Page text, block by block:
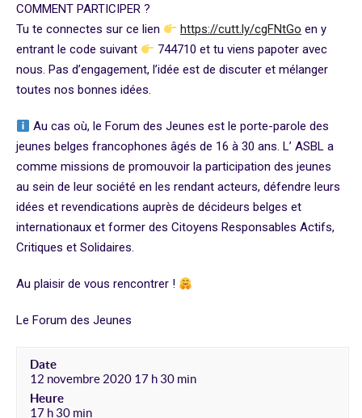
COMMENT PARTICIPER ?
Tu te connectes sur ce lien
https://cutt.ly/cgFNtGo en y
entrant le code suivant
744710 et tu viens papoter avec
nous. Pas d’engagement, l’idée est de discuter et mélanger
toutes nos bonnes idées.
Au cas où, le Forum des Jeunes est le porte-parole des
jeunes belges francophones âgés de 16 à 30 ans. L’ ASBL a
comme missions de promouvoir la participation des jeunes
au sein de leur société en les rendant acteurs, défendre leurs
idées et revendications auprès de décideurs belges et
internationaux et former des Citoyens Responsables Actifs,
Critiques et Solidaires.
Au plaisir de vous rencontrer !
Le Forum des Jeunes
Date
12 novembre 2020 17 h 30 min
Heure
17 h 30 min